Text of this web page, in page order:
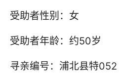
受助者性别：女
受助者年龄：约50岁
寻亲编号：浦北县特052